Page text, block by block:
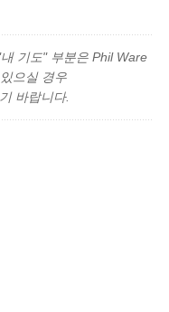
기도" 부분은 Phil Ware
으실 경우
바랍니다.